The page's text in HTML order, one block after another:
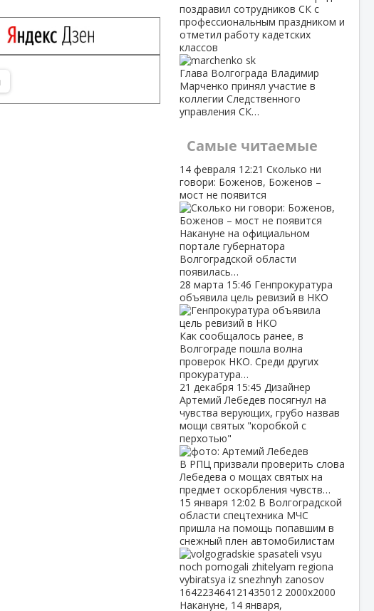
поздравил сотрудников СК с
профессиональным праздником и
отметил работу кадетских
классов
Глава Волгограда Владимир
Марченко принял участие в
коллегии Следственного
управления СК…
Самые читаемые
14 февраля 12:21 Сколько ни
говори: Боженов, Боженов –
мост не появится
Накануне на официальном
портале губернатора
Волгоградской области
появилась…
28 марта 15:46 Генпрокуратура
объявила цель ревизий в НКО
Как сообщалось ранее, в
Волгограде пошла волна
проверок НКО. Среди других
прокуратура…
21 декабря 15:45 Дизайнер
Артемий Лебедев посягнул на
чувства верующих, грубо назвав
мощи святых "коробкой с
перхотью"
В РПЦ призвали проверить слова
Лебедева о мощах святых на
предмет оскорбления чувств…
15 января 12:02 В Волгоградской
области спецтехника МЧС
пришла на помощь попавшим в
снежный плен автомобилистам
Накануне, 14 января,